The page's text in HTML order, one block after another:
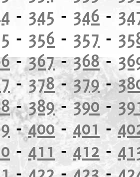
- 345 - 346 -
- 356 - 357 -
-367-368-
-378-379-
-389-390-
-400- 401 -
- 411 - 412 -